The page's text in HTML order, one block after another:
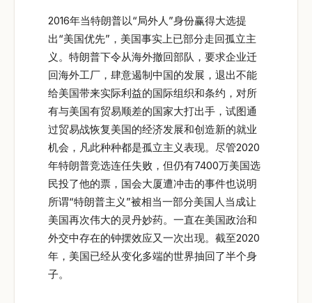
2016年当特朗普以“局外人”身份赢得大选提
出“美国优先”，美国事实上已部分走回孤立主
义。特朗普下令从海外撤回部队，要求企业迁
回海外工厂，肆意遏制中国的发展，退出不能
给美国带来实际利益的国际组织和条约，对所
有与美国有贸易顺差的国家大打出手，试图通
过贸易战恢复美国的经济发展和创造新的就业
机会，凡此种种都是孤立主义表现。尽管2020
年特朗普竞选连任失败，但仍有7400万美国选
民投了他的票，国会大厦遭冲击的事件也说明
所谓“特朗普主义”被相当一部分美国人当成让
美国再次伟大的灵丹妙药。一直在美国政治和
外交中存在的钟摆效应又一次出现。截至2020
年，美国已经从变化多端的世界抽回了半个身
子。